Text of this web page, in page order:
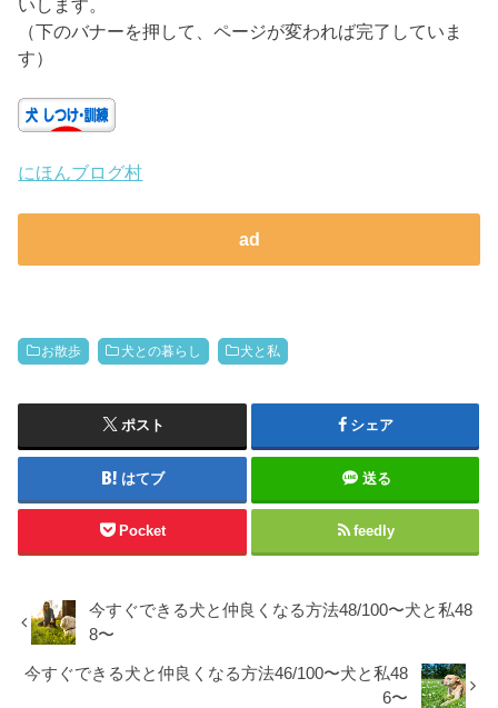
いします。
（下のバナーを押して、ページが変われば完了していま
す）
にほんブログ村
ad
お散歩 犬との暮らし 犬と私
ポスト シェア
はてブ 送る
Pocket feedly
今すぐできる犬と仲良くなる方法48/100〜犬と私48
8〜
今すぐできる犬と仲良くなる方法46/100〜犬と私48
6〜